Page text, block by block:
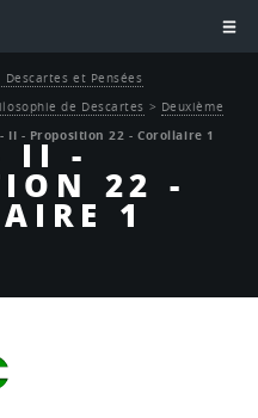
II -
22 -
1
et Pensées
de Descartes > Deuxième
- II - Proposition 22 - Corollaire 1